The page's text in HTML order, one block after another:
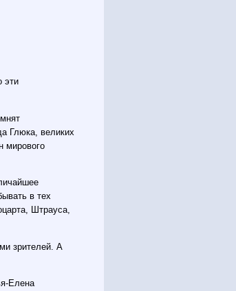
эти
Глюка, великих
мирового
в тех
Штрауса,
зрителей. А
Елена